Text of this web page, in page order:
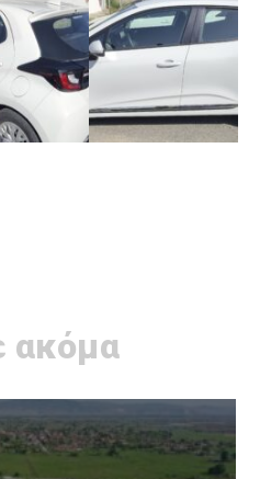
ακόμα